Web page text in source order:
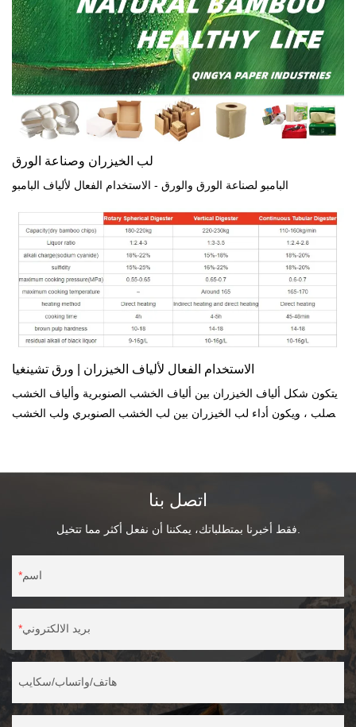
لب الخيزران وصناعة الورق
البامبو لصناعة الورق والورق - الاستخدام الفعال لألياف البامبو
الاستخدام الفعال لألياف الخيزران | ورق تشينغيا
يتكون شكل ألياف الخيزران بين ألياف الخشب الصنوبرية وألياف الخشب
الصلب ، ويكون أداء لب الخيزران بين لب الخشب الصنوبري ولب الخشب
اتصل بنا
اسم
بريد الالكتروني
هاتف/واتساب/سكايب